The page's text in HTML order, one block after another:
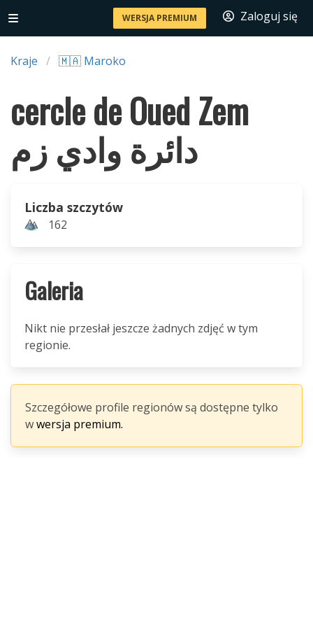
WERSJA PREMIUM Zaloguj się
Kraje 🇲🇦 Maroko
cercle de Oued Zem
دائرة وادي زم
Liczba szczytów
162
Galeria
Nikt nie przesłał jeszcze żadnych zdjęć w tym
regionie.
Szczegółowe profile regionów są dostępne tylko
wwersja premium.